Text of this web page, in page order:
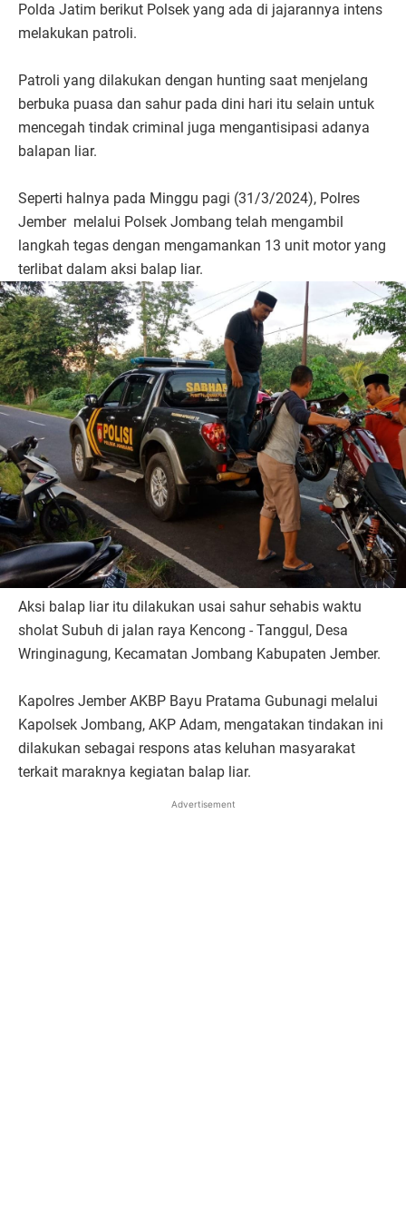
Polda Jatim berikut Polsek yang ada di jajarannya intens
melakukan patroli.
Patroli yang dilakukan dengan hunting saat menjelang
berbuka puasa dan sahur pada dini hari itu selain untuk
mencegah tindak criminal juga mengantisipasi adanya
balapan liar.
Seperti halnya pada Minggu pagi (31/3/2024), Polres
Jember melalui Polsek Jombang telah mengambil
langkah tegas dengan mengamankan 13 unit motor yang
terlibat dalam aksi balap liar.
Aksi balap liar itu dilakukan usai sahur sehabis waktu
sholat Subuh di jalan raya Kencong - Tanggul, Desa
Wringinagung, Kecamatan Jombang Kabupaten Jember.
Kapolres Jember AKBP Bayu Pratama Gubunagi melalui
Kapolsek Jombang, AKP Adam, mengatakan tindakan ini
dilakukan sebagai respons atas keluhan masyarakat
terkait maraknya kegiatan balap liar.
Advertisement